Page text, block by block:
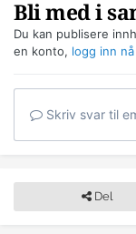
Bli med i
Du kan publisere
en konto, logg inn nå
Skriv svar til
Del